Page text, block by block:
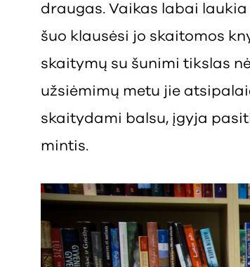
draugas. Vaikas labai
šuo klausėsi jo skaitomos
skaitymų su šunimi tikslas
užsiėmimų metu jie
skaitydami balsu, įgyja
mintis.